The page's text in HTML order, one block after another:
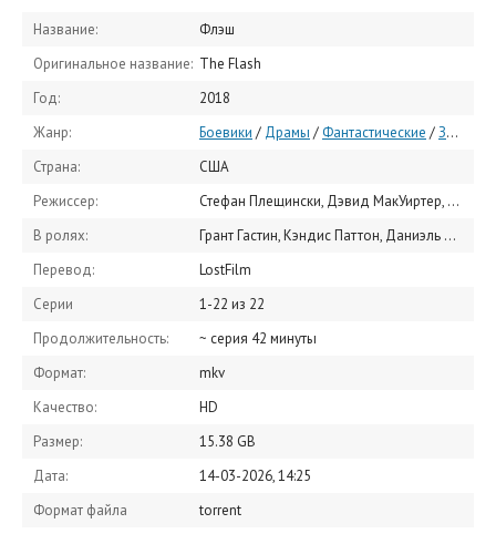
Название:
Флэш
Оригинальное название: The Flash
Год:
2018
Жанр:
Боевики / Драмы /Фантастические /Зарубежные сериалы
Страна:
США
Режиссер:
Стефан Плещински, Дэвид МакУиртер, Дермотт Даунс
В ролях:
Грант Гастин, Кэндис Паттон, Даниэль Панабэйкер, Джесси Л. Мартин, Карлос Валдес, Томас Кавана, Даниэль Николет, Кайла Комптон, Брэндон МакНайт, Хартли Сойер
Перевод:
LostFilm
Серии
1-22 из 22
Продолжительность:
~ серия 42 минуты
Формат:
mkv
Качество:
HD
Размер:
15.38 GB
Дата:
14-03-2026, 14:25
Формат файла
torrent